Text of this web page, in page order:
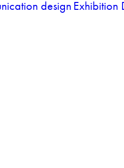
design Exhibition